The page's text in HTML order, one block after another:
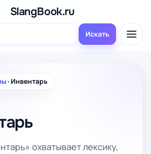
SlangBook.ru
Искать
• Инвентарь
охватывает лексику,